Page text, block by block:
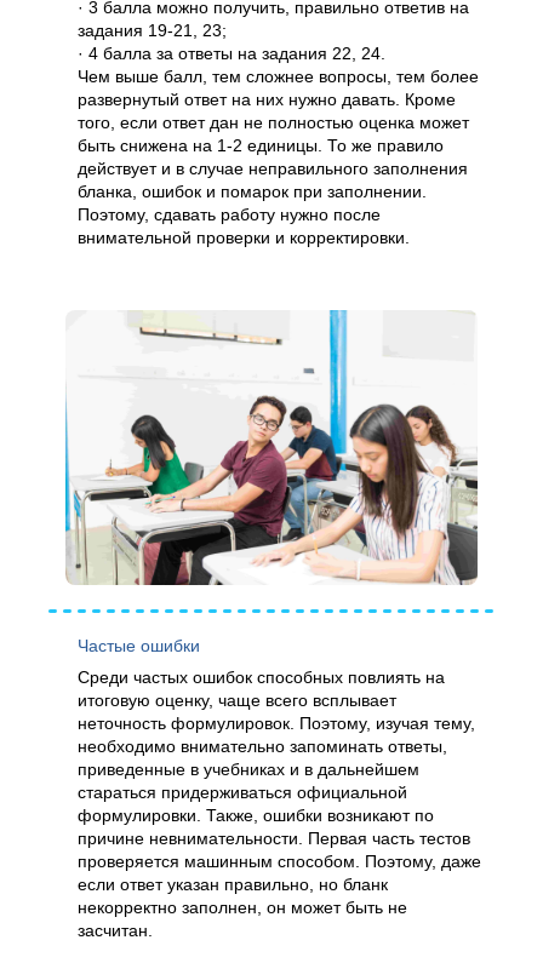
· 3 балла можно получить, правильно ответив на
задания 19-21, 23;
· 4 балла за ответы на задания 22, 24.
Чем выше балл, тем сложнее вопросы, тем более
развернутый ответ на них нужно давать. Кроме
того, если ответ дан не полностью оценка может
быть снижена на 1-2 единицы. То же правило
действует и в случае неправильного заполнения
бланка, ошибок и помарок при заполнении.
Поэтому, сдавать работу нужно после
внимательной проверки и корректировки.
Среди частых ошибок способных повлиять на
итоговую оценку, чаще всего всплывает
неточность формулировок. Поэтому, изучая тему,
необходимо внимательно запоминать ответы,
приведенные в учебниках и в дальнейшем
стараться придерживаться официальной
формулировки. Также, ошибки возникают по
причине невнимательности. Первая часть тестов
проверяется машинным способом. Поэтому, даже
если ответ указан правильно, но бланк
некорректно заполнен, он может быть не
засчитан.
Частые ошибки